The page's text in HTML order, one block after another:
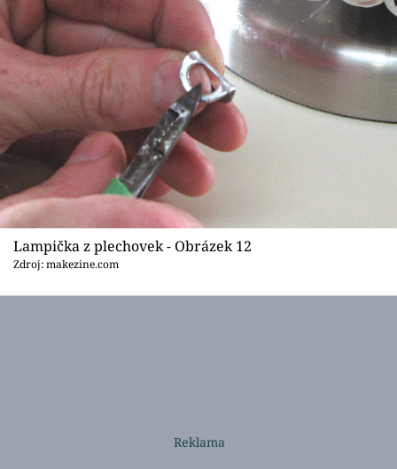
Lampička z plechovek - Obrázek 12
Zdroj: makezine.com